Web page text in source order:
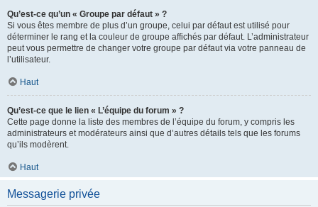
Qu’est-ce qu’un « Groupe par défaut » ?
Si vous êtes membre de plus d’un groupe, celui par défaut est utilisé pour
déterminer le rang et la couleur de groupe affichés par défaut. L’administrateur
peut vous permettre de changer votre groupe par défaut via votre panneau de
l’utilisateur.
Haut
Qu’est-ce que le lien « L’équipe du forum » ?
Cette page donne la liste des membres de l’équipe du forum, y compris les
administrateurs et modérateurs ainsi que d’autres détails tels que les forums
qu’ils modèrent.
Haut
Messagerie privée